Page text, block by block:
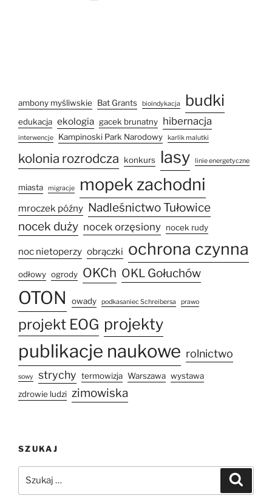
ambony myśliwskie Bat Grants bioindykacja budki
edukacja ekologia gacek brunatny hibernacja
interwencje Kampinoski Park Narodowy karlik malutki
kolonia rozrodcza konkurs lasy linie energetyczne
miasta migracje mopek zachodni
mroczek późny Nadleśnictwo Tułowice
nocek duży nocek orzęsiony nocek rudy
noc nietoperzy obrączki ochrona czynna
odłowy ogrody OKCh OKL Gołuchów
OTON owady podkasaniec Schreibersa prawo
projekt EOG projekty
publikacje naukowe rolnictwo
sowy strychy termowizja Warszawa wystawa
zdrowie ludzi zimowiska
SZUKAJ